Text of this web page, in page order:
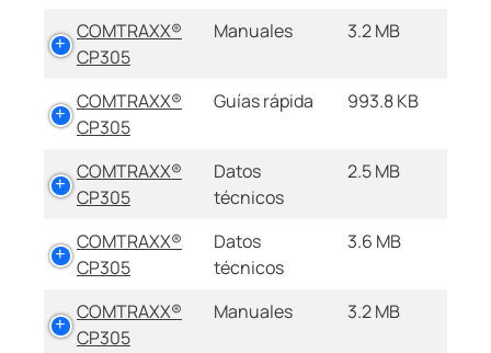
COMTRAXX®
CP305
Manuales 3.2 MB
COMTRAXX®
CP305
Guías rápida 993.8 KB
COMTRAXX®
CP305
Datos
técnicos
2.5 MB
COMTRAXX®
CP305
Datos
técnicos
3.6 MB
COMTRAXX®
CP305
Manuales 3.2 MB